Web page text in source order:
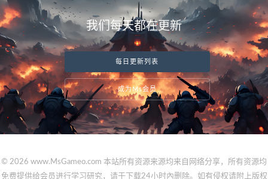
我们每天都在更新
每日更新列表
成为Ms会员
© 2026 www.MsGameo.com 本站所有资源来源均来自网络分享，所有资源均
免费提供给会员进行学习研究，请于下载24小时內删除。如有侵权请附上版权